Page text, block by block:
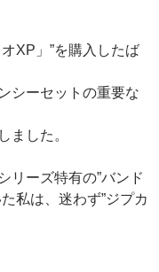
XP」”を購入したば
シーセットの重要な
ました。
リーズ特有の”バンド
私は、迷わず”ジプカ